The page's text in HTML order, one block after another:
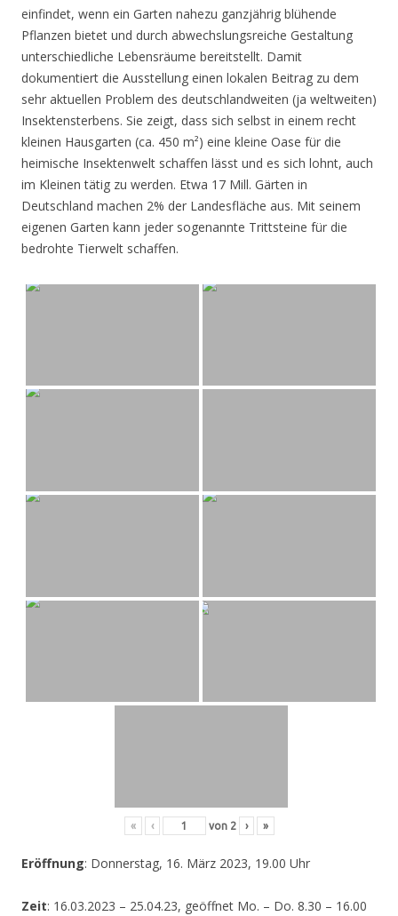
einfindet, wenn ein Garten nahezu ganzjährig blühende
Pflanzen bietet und durch abwechslungsreiche Gestaltung
unterschiedliche Lebensräume bereitstellt. Damit
dokumentiert die Ausstellung einen lokalen Beitrag zu dem
sehr aktuellen Problem des deutschlandweiten (ja weltweiten)
Insektensterbens. Sie zeigt, dass sich selbst in einem recht
kleinen Hausgarten (ca. 450 m²) eine kleine Oase für die
heimische Insektenwelt schaffen lässt und es sich lohnt, auch
im Kleinen tätig zu werden. Etwa 17 Mill. Gärten in
Deutschland machen 2% der Landesfläche aus. Mit seinem
eigenen Garten kann jeder sogenannte Trittsteine für die
bedrohte Tierwelt schaffen.
« ‹ von 2 › »
Eröffnung: Donnerstag, 16. März 2023, 19.00 Uhr
Zeit: 16.03.2023 – 25.04.23, geöffnet Mo. – Do. 8.30 – 16.00